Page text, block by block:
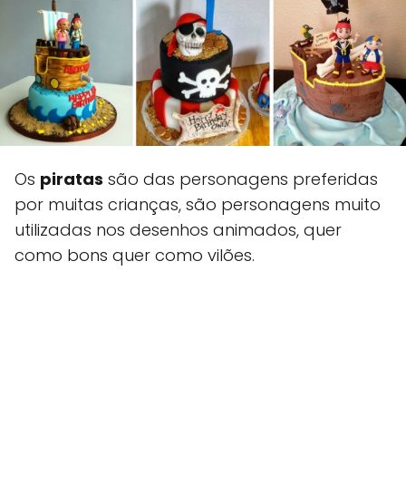
Os piratas são das personagens preferidas
por muitas crianças, são personagens muito
utilizadas nos desenhos animados, quer
como bons quer como vilões.